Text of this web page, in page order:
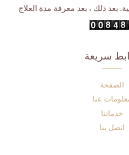
بعد ذلك ، بعد معرفة مدة العلاج
سريعة
الصفحة
عنا
خدماتنا
اتصل بنا